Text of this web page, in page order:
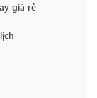
giá rẻ